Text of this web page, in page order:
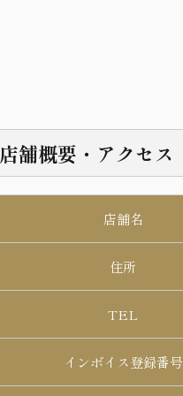
店舗概要・アクセス
店舗名
住所
TEL
インボイス登録番号